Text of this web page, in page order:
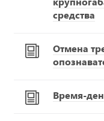
средства
Отмена
Время-